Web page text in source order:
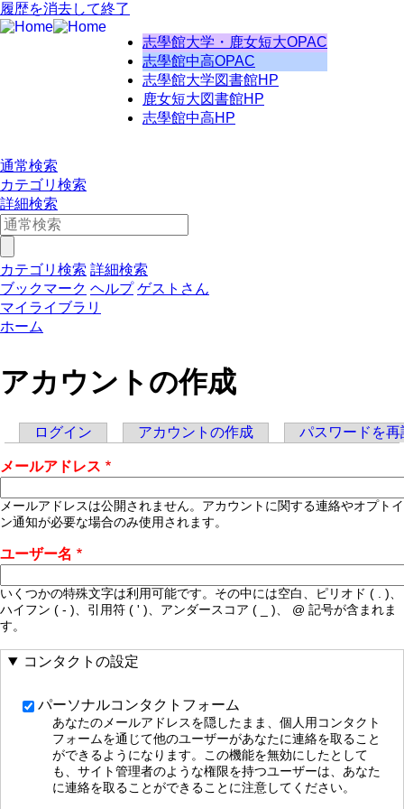
履歴を消去して終了
志學館大学・鹿女短大OPAC
志學館中高OPAC
志學館大学図書館HP
鹿女短大図書館HP
志學館中高HP
通常検索
カテゴリ検索
詳細検索
カテゴリ検索 詳細検索
ブックマーク ヘルプ ゲストさん
マイライブラリ
ホーム
アカウントの作成
tabs
ログイン アカウントの作成 パスワードを再
メールアドレス
メールアドレスは公開されません。アカウントに関する連絡やオプトイ
ン通知が必要な場合のみ使用されます。
ユーザー名
いくつかの特殊文字は利用可能です。その中には空白、ピリオド ( . )、
ハイフン ( - )、引用符 ( ' )、アンダースコア ( _ )、 @ 記号が含まれま
す。
コンタクトの設定
パーソナルコンタクトフォーム
あなたのメールアドレスを隠したまま、個人用コンタクト
フォームを通じて他のユーザーがあなたに連絡を取ること
ができるようになります。この機能を無効にしたとして
も、サイト管理者のような権限を持つユーザーは、あなた
に連絡を取ることができることに注意してください。